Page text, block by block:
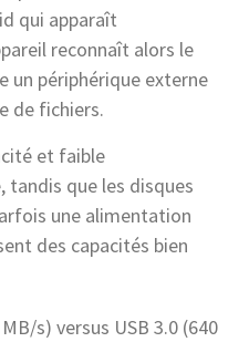
qui apparaît
reconnaît alors le
un périphérique externe
de fichiers.
et faible
que les disques
une alimentation
des capacités bien
s) versus USB 3.0 (640